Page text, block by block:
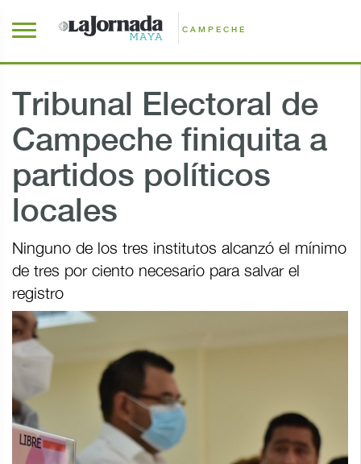
CAMPECHE
Tribunal Electoral de
Campeche finiquita a
partidos políticos
locales
Ninguno de los tres institutos alcanzó el mínimo
de tres por ciento necesario para salvar el
registro